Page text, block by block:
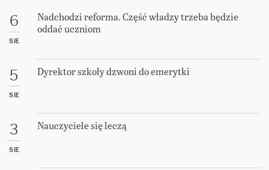
6
SIE
Nadchodzi reforma. Część władzy trzeba będzie
oddać uczniom
5
SIE
Dyrektor szkoły dzwoni do emerytki
3
SIE
Nauczyciele się leczą